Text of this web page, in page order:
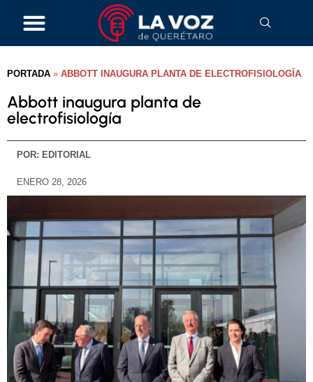
PORTADA » ABBOTT INAUGURA PLANTA DE ELECTROFISIOLOGÍA
Abbott inaugura planta de
electrofisiología
POR: EDITORIAL
ENERO 28, 2026